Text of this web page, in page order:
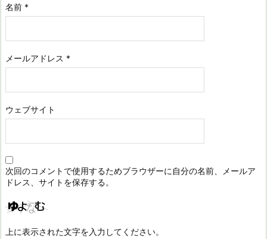
名前 *
メールアドレス *
ウェブサイト
次回のコメントで使用するためブラウザーに自分の名前、メールア
ドレス、サイトを保存する。
上に表示された文字を入力してください。